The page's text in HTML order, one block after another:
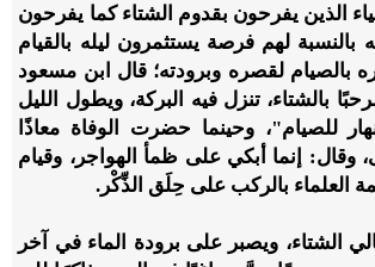
الذين يفرحون بقدوم الشتاء كما يفرحون
بالنسبة لهم فرصة يستثمرون ليله بالقيام
بالصيام لقصره وبرودته؛ قال ابن مسعود
بالشتاء، تنزل فيه البركة، ويطول الليل
للصيام"، وحينما حضرت الوفاة معاذًا
وقال: إنما أبكي على ظمأ الهواجر، وقيام
العلماء بالركب على حِلَق الذِّكْر.
الشتاء، ويصبر على برودة الماء في آخر